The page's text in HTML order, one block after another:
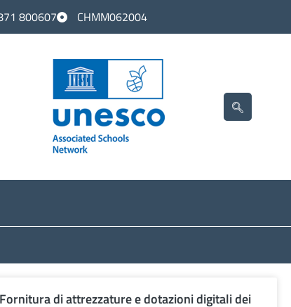
800607 CHMM062004
di attrezzature e dotazioni digitali dei